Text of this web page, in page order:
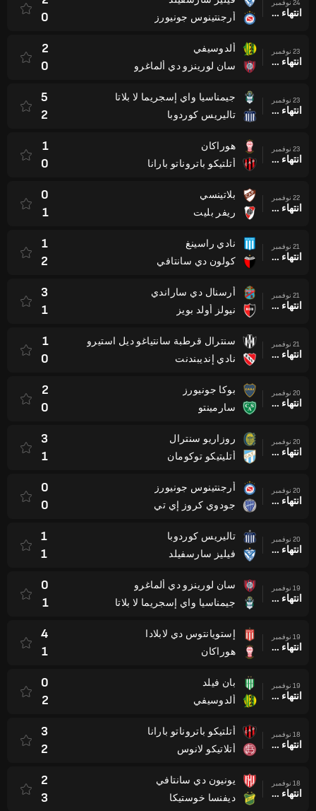
24 نوفمبر
انتهاء وقت المباراة
أرجنتينوس جونيورز
0
23 نوفمبر
انتهاء وقت المباراة
ألدوسيفي
سان لورينزو دي ألماغرو
2
0
23 نوفمبر
انتهاء وقت المباراة
جيمناسيا واي إسجريما لا بلاتا
تاليريس كوردوبا
5
2
23 نوفمبر
انتهاء وقت المباراة
هوراكان
أتلتيكو باتروناتو بارانا
1
0
22 نوفمبر
انتهاء وقت المباراة
بلاتينسي
ريفر بليت
0
1
21 نوفمبر
انتهاء وقت المباراة
نادي راسينغ
كولون دي سانتافي
1
2
21 نوفمبر
انتهاء وقت المباراة
أرسنال دي ساراندي
نيولز أولد بويز
3
1
21 نوفمبر
انتهاء وقت المباراة
سنترال قرطبة سانتياغو ديل استيرو
نادي إنديبندنت
1
0
20 نوفمبر
انتهاء وقت المباراة
بوكا جونيورز
سارمينتو
2
0
20 نوفمبر
انتهاء وقت المباراة
روزاريو سنترال
أتليتيكو توكومان
3
1
20 نوفمبر
انتهاء وقت المباراة
أرجنتينوس جونيورز
جودوي كروز إي تي
0
0
20 نوفمبر
انتهاء وقت المباراة
تاليريس كوردوبا
فيليز سارسفيلد
1
1
19 نوفمبر
انتهاء وقت المباراة
سان لورينزو دي ألماغرو
جيمناسيا واي إسجريما لا بلاتا
0
1
19 نوفمبر
انتهاء وقت المباراة
إستويانتوس دي لابلادا
هوراكان
4
1
19 نوفمبر
انتهاء وقت المباراة
بان فيلد
ألدوسيفي
0
2
18 نوفمبر
انتهاء وقت المباراة
أتلتيكو باتروناتو بارانا
أتلاتيكو لانوس
3
2
18 نوفمبر
انتهاء وقت المباراة
يونيون دي سانتافي
ديفنسا خوستيكا
2
3